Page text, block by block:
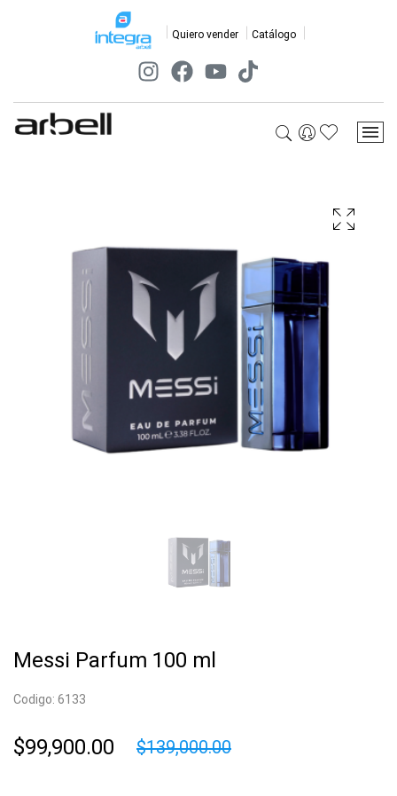
Quiero vender Catálogo
Messi Parfum 100 ml
Codigo: 6133
$99,900.00 $139,000.00